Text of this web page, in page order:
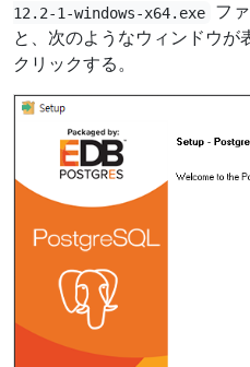
12.2-1-windows-x64.exe
フ
と、次のようなウィンドウ
クリックする。